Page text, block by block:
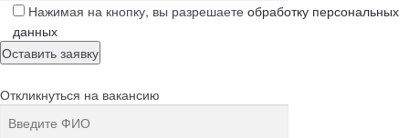
Нажимая на кнопку, вы разрешаете обработку персональных
данных
Откликнуться на вакансию